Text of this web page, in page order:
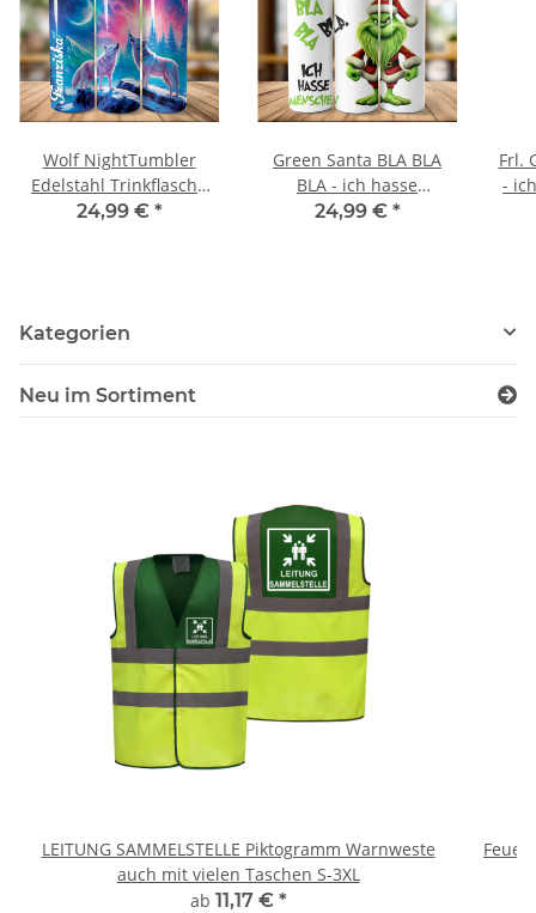
Wolf NightTumbler
Edelstahl Trinkflasche
XXL mit Wunschnamen
24,99 € *
Green Santa BLA BLA
BLA - ich hasse
Menschen - Tumbler
24,99 € *
Frl.
-
Kategorien
Neu im Sortiment
LEITUNG SAMMELSTELLE Piktogramm Warnweste
auch mit vielen Taschen S-3XL
ab 11,17 € *